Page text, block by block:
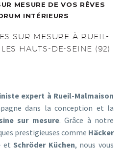
MESURE DE VOS RÊVES
INTÉRIEURS
SUR MESURE À RUEIL-
HAUTS-DE-SEINE (92)
expert à Rueil-Malmaison
dans la conception et la
sur mesure. Grâce à notre
prestigieuses comme Häcker
etSchröder Küchen, nous vous